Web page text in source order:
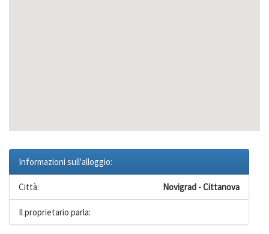
Informazioni sull'alloggio:
Città: Novigrad - Cittanova
Il proprietario parla: